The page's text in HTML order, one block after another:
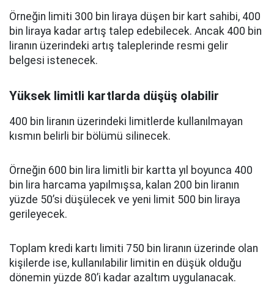
Örneğin limiti 300 bin liraya düşen bir kart sahibi, 400
bin liraya kadar artış talep edebilecek. Ancak 400 bin
liranın üzerindeki artış taleplerinde resmi gelir
belgesi istenecek.
Yüksek limitli kartlarda düşüş olabilir
400 bin liranın üzerindeki limitlerde kullanılmayan
kısmın belirli bir bölümü silinecek.
Örneğin 600 bin lira limitli bir kartta yıl boyunca 400
bin lira harcama yapılmışsa, kalan 200 bin liranın
yüzde 50’si düşülecek ve yeni limit 500 bin liraya
gerileyecek.
Toplam kredi kartı limiti 750 bin liranın üzerinde olan
kişilerde ise, kullanılabilir limitin en düşük olduğu
dönemin yüzde 80’i kadar azaltım uygulanacak.